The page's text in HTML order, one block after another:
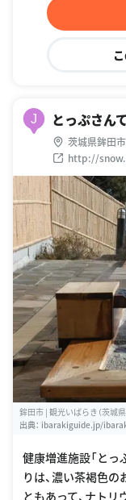
J とっぷさん
茨城県鉾田
http://
鉾田市 | 観光いばらき（茨城
出典： ibarakiguide.jp/
健康増進施設「とっ
りは、濃い茶褐色
ともあって、ナト